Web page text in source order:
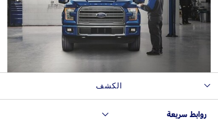
محور دفع العجلات الخلفية/الأمامية
جذع المحور
محامل العجلات (الأمامية و الخلفية)
عمود الإدارة
محاور العجلات، الأمامية القابلة للإقفال آلياً (نظام الدفع
الكشف
روابط سريعة